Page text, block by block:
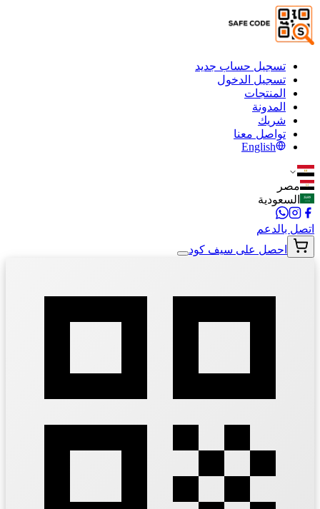
تسجيل حساب جديد
تسجيل الدخول
المنتجات
المدونة
شريك
تواصل معنا
English
مصر
السعودية
اتصل بالدعم
احصل على سيف كود